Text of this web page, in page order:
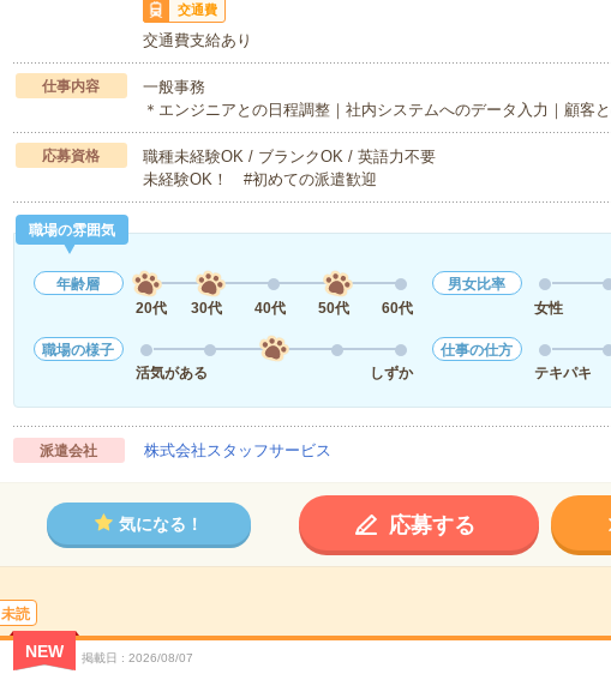
交通費
交通費支給あり
仕事内容
一般事務
＊エンジニアとの日程調整｜社内システムへのデータ入力｜顧客
応募資格
職種未経験OK / ブランクOK / 英語力不要
未経験OK！ #初めての派遣歓迎
職場の雰囲気
年齢層
20代
30代 40代 50代 60代
男女比率
女性
職場の様子
活気がある
しずか
仕事の仕方
テキパキ
派遣会社 株式会社スタッフサービス
気になる！ 応募する
未読
NEW 掲載日 2026/08/07